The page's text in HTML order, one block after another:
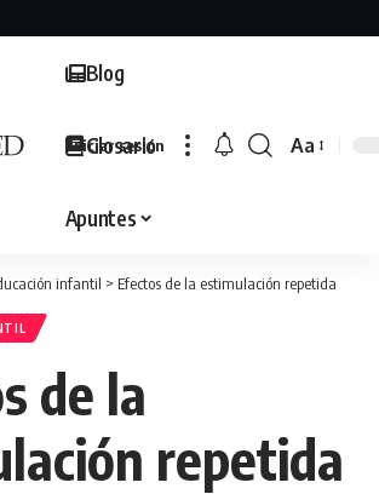
Blog
Glosario
Apuntes
Iniciar sesión
Font
Aa
infantil > Efectos de la estimulación repetida
de la
repetida